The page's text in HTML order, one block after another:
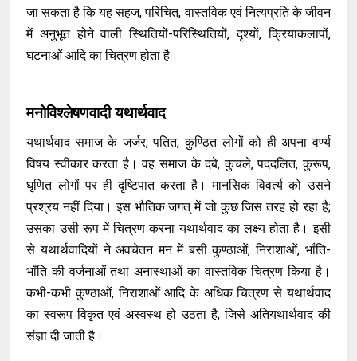
जा सकता है कि यह सहज, परिचित, वास्तविक एवं नित्यप्रति के जीवन
में अनुभूत होने वाली स्थितियों-परिस्थितियों, दृश्यों, क्रियाकलापों,
घटनाओं आदि का चित्रण होता है।
मनोविश्लेषणवादी यथार्थवाद
यथार्थवाद समाज के जर्जर, पतित, कुण्ठित लोगों को ही अपना वर्ण्य
विषय स्वीकार करता है। वह समाज के दबे, कुचले, पददलित, कुरूप,
घृणित लोगों पर ही दृष्टिपात करता है। मानसिक विवर्त्य को उसने
प्रश्रय नहीं दिया। इस भौतिक जगत् में जो कुछ जिस तरह हो रहा है;
उसका उसी रूप में चित्रण करना यथार्थवाद का लक्ष्य होता है। इसी
से यथार्थवादियों ने अवचेतन मन में बसी कुण्ठाओं, निराशाओं, भाँति-
भाँति की वर्जनाओं तथा अनास्थाओं का वास्तविक चित्रण किया है।
कभी-कभी कुण्ठाओं, निराशाओं आदि के अधिक चित्रण से यथार्थवाद
का स्वरूप विकृत एवं अस्वस्थ हो उठता है, जिसे अतियथार्थवाद की
संज्ञा दी जाती है।